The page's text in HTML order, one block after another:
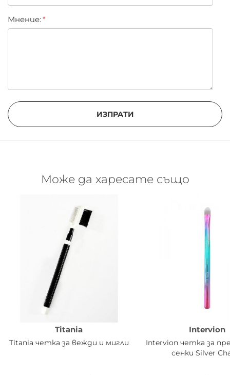
предотвратява натрупването на бактерии, което
Мнение:
ИЗПРАТИ
Може да харесате също
Titania
Titania четка за вежди и мигли
Intervion
Intervion четка за
сенки Silver